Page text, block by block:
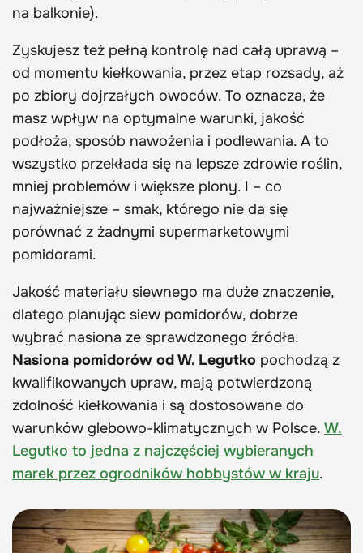
na balkonie).
Zyskujesz też pełną kontrolę nad całą uprawą –
od momentu kiełkowania, przez etap rozsady, aż
po zbiory dojrzałych owoców. To oznacza, że
masz wpływ na optymalne warunki, jakość
podłoża, sposób nawożenia i podlewania. A to
wszystko przekłada się na lepsze zdrowie roślin,
mniej problemów i większe plony. I – co
najważniejsze – smak, którego nie da się
porównać z żadnymi supermarketowymi
pomidorami.
Jakość materiału siewnego ma duże znaczenie,
dlatego planując siew pomidorów, dobrze
wybrać nasiona ze sprawdzonego źródła.
Nasiona pomidorów od W. Legutko pochodzą z
kwalifikowanych upraw, mają potwierdzoną
zdolność kiełkowania i są dostosowane do
warunków glebowo-klimatycznych w Polsce. W.
Legutko to jedna z najczęściej wybieranych
marek przez ogrodników hobbystów w kraju.